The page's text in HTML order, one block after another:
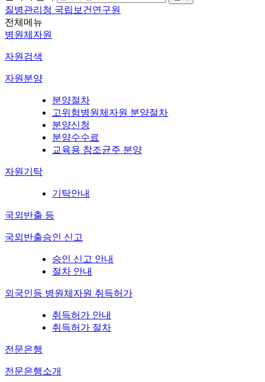
질병관리청 국립보건연구원
전체메뉴
병원체자원
자원검색
자원분양
분양절차
고위험병원체자원 분양절차
분양신청
분양수수료
교육용 참조균주 분양
자원기탁
기탁안내
국외반출 등
국외반출승인 신고
승인 신고 안내
절차 안내
외국인등 병원체자원 취득허가
취득허가 안내
취득허가 절차
전문은행
전문은행소개